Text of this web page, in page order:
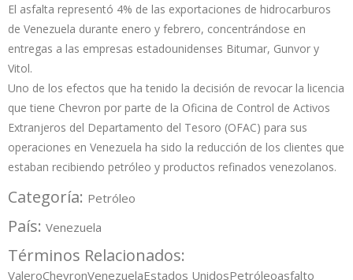
El asfalta representó 4% de las exportaciones de hidrocarburos
de Venezuela durante enero y febrero, concentrándose en
entregas a las empresas estadounidenses Bitumar, Gunvor y
Vitol.
Uno de los efectos que ha tenido la decisión de revocar la licencia
que tiene Chevron por parte de la Oficina de Control de Activos
Extranjeros del Departamento del Tesoro (OFAC) para sus
operaciones en Venezuela ha sido la reducción de los clientes que
estaban recibiendo petróleo y productos refinados venezolanos.
Categoría: Petróleo
País: Venezuela
Términos Relacionados:
ValeroChevronVenezuelaEstados UnidosPetróleoasfalto